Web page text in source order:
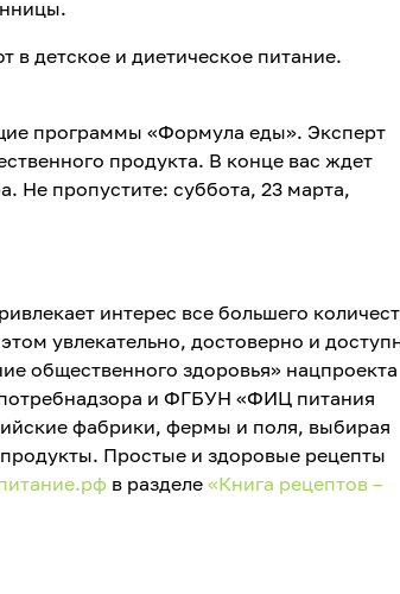
детское и диетическое питание.
программы «Формула еды». Эксперт
продукта. В конце вас ждет
Не пропустите: суббота, 23 марта,
интерес все большего
увлекательно, достоверно и
общественного здоровья» нацпроекта
и ФГБУН «ФИЦ питания
фабрики, фермы и поля, выбирая
Простые и здоровые рецепты
в разделе «Книга рецептов –